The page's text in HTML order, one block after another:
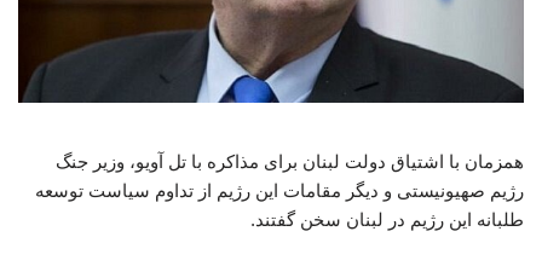
همزمان با اشتیاق دولت لبنان برای مذاکره با تل آویو، وزیر جنگ
رژیم صهیونیستی و دیگر مقامات این رژیم از تداوم سیاست توسعه
طلبانه این رژیم در لبنان سخن گفتند.